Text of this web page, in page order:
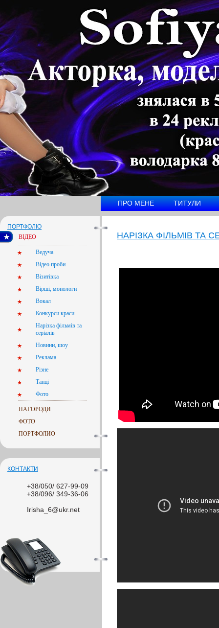
ПРО МЕНЕ ТИТУЛИ
ПОРТФОЛІО
ВІДЕО
Ведуча
Відео проби
Візитівка
Вірші, монологи
Вокал
Конкурси краси
Нарізка фільмів та
серіалів
Новини, шоу
Реклама
Різне
Танці
Фото
НАГОРОДИ
ФОТО
ПОРТФОЛИО
КОНТАКТИ
+38/050/ 627-99-09
+38/096/ 349-36-06
Irisha_6@ukr.net
НАРІЗКА ФІЛЬМІВ ТА